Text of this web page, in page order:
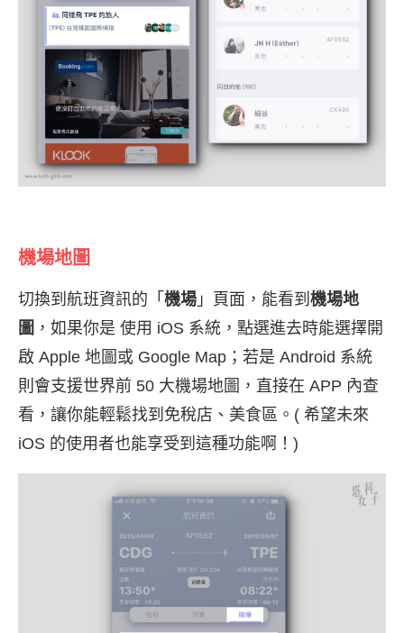
機場地圖
切換到航班資訊的「 機場 」頁面，能看到 機場地
圖 ，如果你是 使用 iOS 系統，點選進去時能選擇開
啟 Apple 地圖或 Google Map；若是 Android 系統
則會支援世界前 50 大機場地圖，直接在 APP 內查
看，讓你能輕鬆找到免稅店、美食區。( 希望未來
iOS 的使用者也能享受到這種功能啊！)